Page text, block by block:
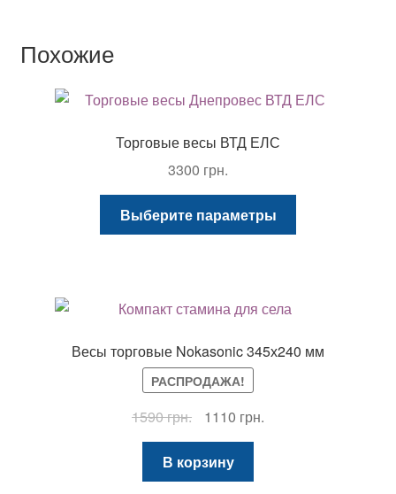
Похожие
Торговые весы ВТД ЕЛС
3300 грн.
Выберите параметры
выбрать
Весы торговые Nokasonic 345х240 мм
РАСПРОДАЖА!
1590грн.
Первоначальная
цена
составляла
1590 грн..
1110 грн.Текущая
В корзину